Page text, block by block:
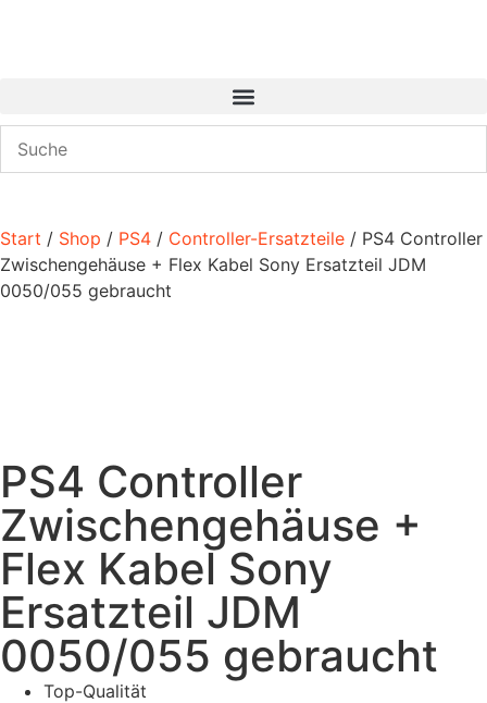
Start / Shop / PS4 / Controller-Ersatzteile / PS4 Controller
Zwischengehäuse + Flex Kabel Sony Ersatzteil JDM
0050/055 gebraucht
PS4 Controller
Zwischengehäuse +
Flex Kabel Sony
Ersatzteil JDM
0050/055 gebraucht
Top-Qualität